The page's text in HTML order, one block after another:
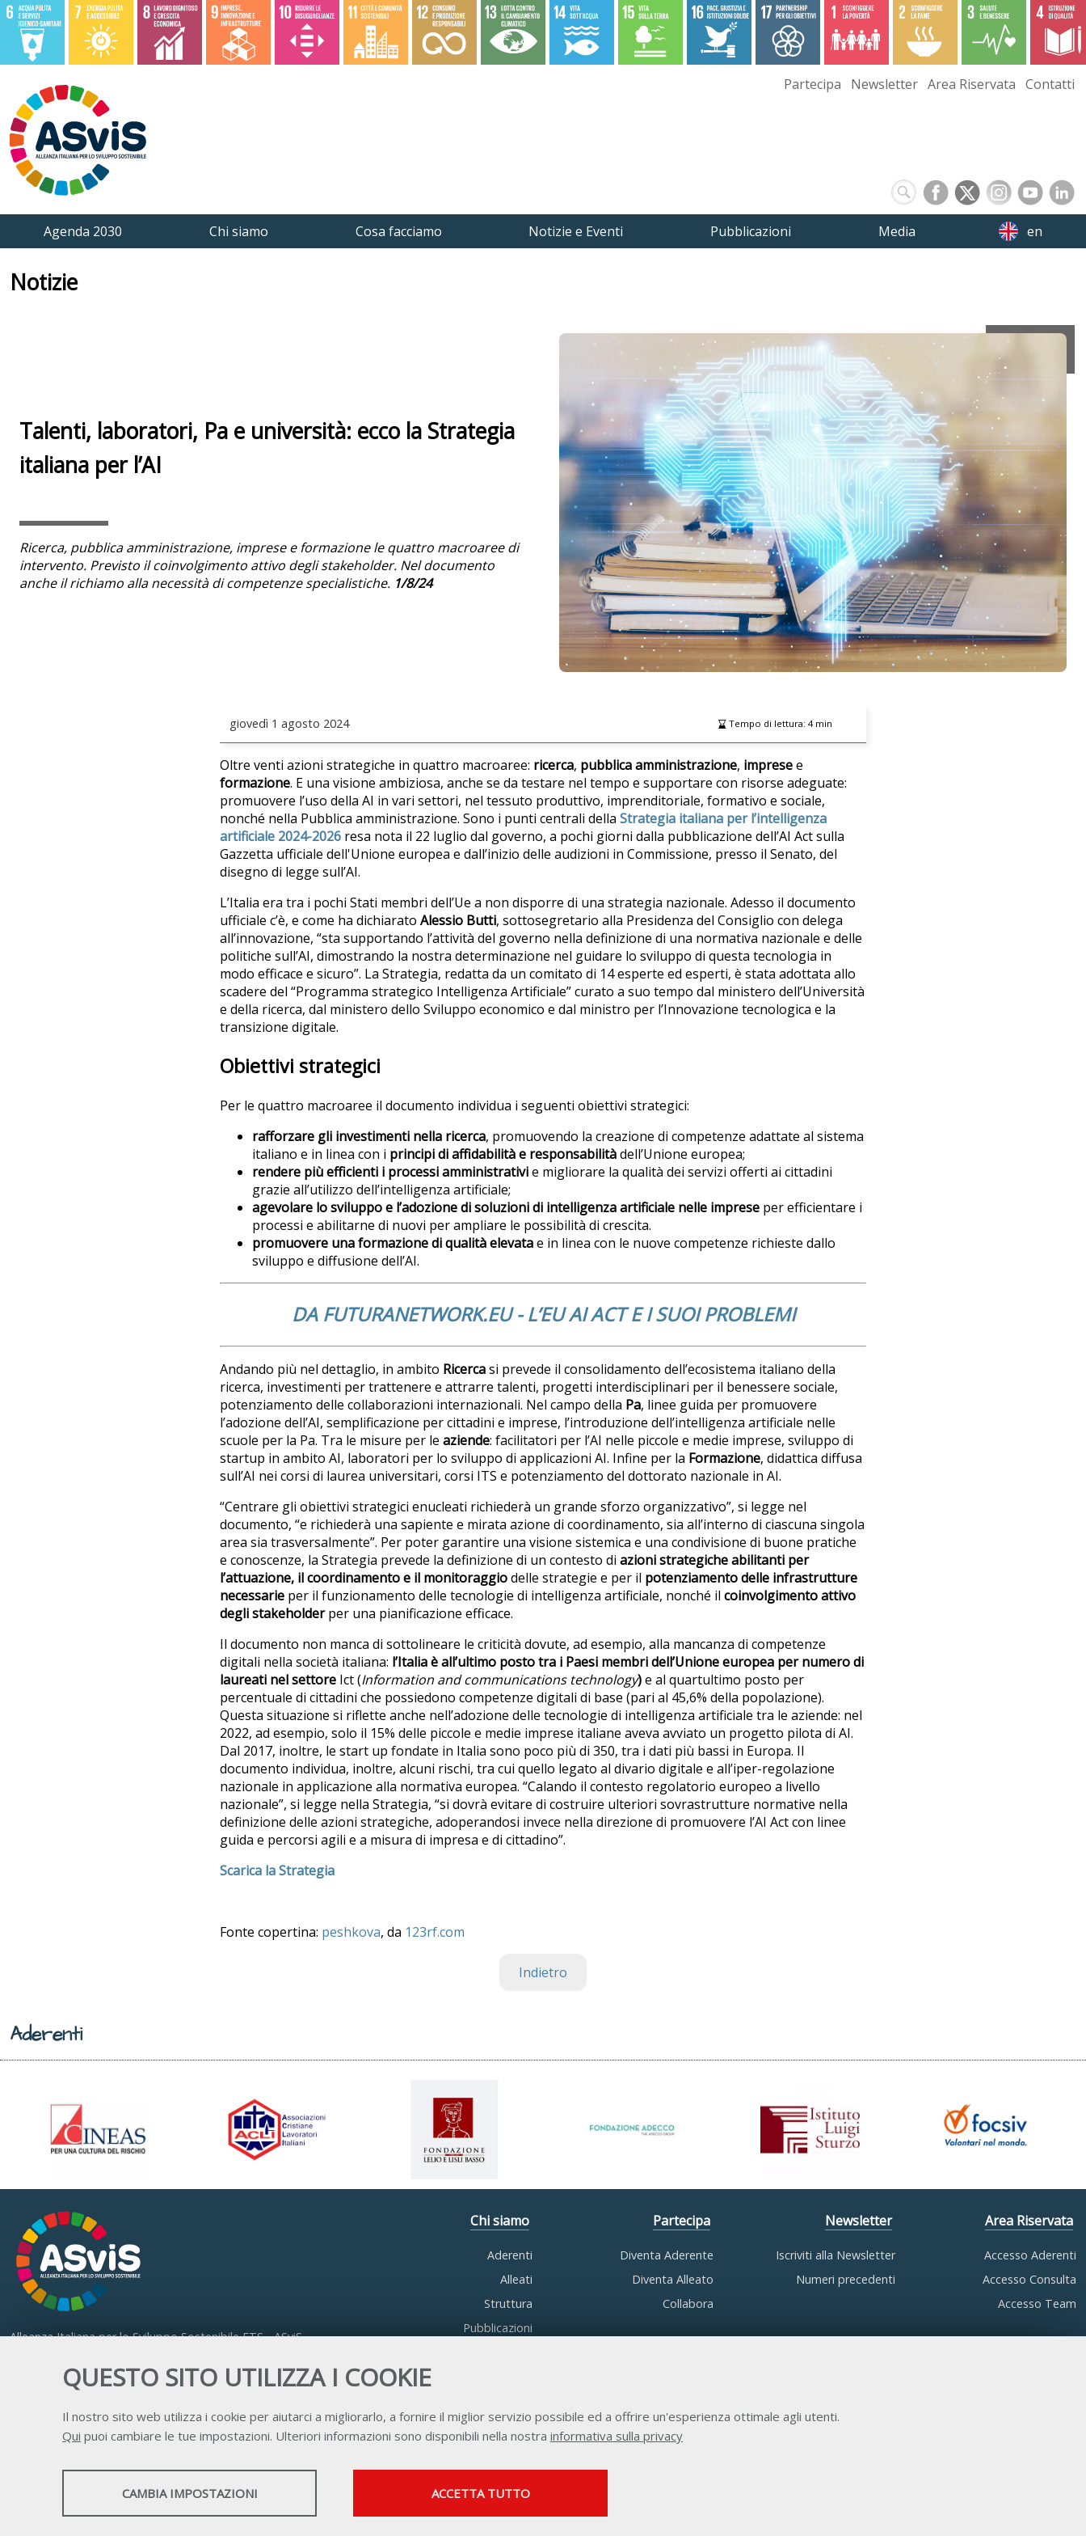
QUESTO SITO UTILIZZA I COOKIE
Il nostro sito web utilizza i cookie per aiutarci a migliorarlo, a fornire il miglior servizio possibile ed a offrire un'esperienza ottimale agli utenti.
Qui puoi cambiare le tue impostazioni. Ulteriori informazioni sono disponibili nella nostra informativa sulla privacy
STATISTICHE SERVIZI FACOLTATVI
CAMBIA IMPOSTAZIONI ACCETTA TUTTO
Partecipa Newsletter Area Riservata Contatti
Agenda 2030 Chi siamo Cosa facciamo Notizie e Eventi Pubblicazioni Media en
Notizie
Talenti, laboratori, Pa e università: ecco la Strategia
italiana per l’AI
Ricerca, pubblica amministrazione, imprese e formazione le quattro macroaree di
intervento. Previsto il coinvolgimento attivo degli stakeholder. Nel documento
anche il richiamo alla necessità di competenze specialistiche. 1/8/24
giovedì 1 agosto 2024 Tempo di lettura: 4min
Oltre venti azioni strategiche in quattro macroaree: ricerca, pubblica amministrazione, impresee
formazione. E una visione ambiziosa, anche se da testare nel tempo e supportare con risorse adeguate:
promuovere l’uso della AI in vari settori, nel tessuto produttivo, imprenditoriale, formativo e sociale,
nonché nella Pubblica amministrazione. Sono i punti centrali della Strategia italiana per l’intelligenza
artificiale 2024-2026 resa nota il 22 luglio dal governo, a pochi giorni dalla pubblicazione dell’AI Act sulla
Gazzetta ufficiale dell'Unione europea e dall’inizio delle audizioni in Commissione, presso il Senato, del
disegno di legge sull’AI.
L’Italia era tra i pochi Stati membri dell’Ue a non disporre di una strategia nazionale. Adesso il documento
ufficiale c’è, e come ha dichiarato Alessio Butti, sottosegretario alla Presidenza del Consiglio con delega
all’innovazione, “sta supportando l’attività del governo nella definizione di una normativa nazionale e delle
politiche sull’AI, dimostrando la nostra determinazione nel guidare lo sviluppo di questa tecnologia in
modo efficace e sicuro”. La Strategia, redatta da un comitato di 14 esperte ed esperti, è stata adottata allo
scadere del “Programma strategico Intelligenza Artificiale” curato a suo tempo dal ministero dell’Università
e della ricerca, dal ministero dello Sviluppo economico e dal ministro per l’Innovazione tecnologica e la
transizione digitale.
Obiettivi strategici
Per le quattro macroaree il documento individua i seguenti obiettivi strategici:
rafforzare gli investimenti nella ricerca, promuovendo la creazione di competenze adattate al sistema
italiano e in linea con i principi di affidabilità e responsabilitàdell’Unione europea;
rendere più efficienti i processi amministrativie migliorare la qualità dei servizi offerti ai cittadini
grazie all’utilizzo dell’intelligenza artificiale;
agevolare lo sviluppo e l’adozione di soluzioni di intelligenza artificiale nelle imprese per efficientare i
processi e abilitarne di nuovi per ampliare le possibilità di crescita.
promuovere una formazione di qualità elevatae in linea con le nuove competenze richieste dallo
sviluppo e diffusione dell’AI.
DA FUTURANETWORK.EU - L’EU AI ACT E I SUOI PROBLEMI
Andando più nel dettaglio, in ambito Ricercasi prevede il consolidamento dell’ecosistema italiano della
ricerca, investimenti per trattenere e attrarre talenti, progetti interdisciplinari per il benessere sociale,
potenziamento delle collaborazioni internazionali. Nel campo della Pa, linee guida per promuovere
l’adozione dell’AI, semplificazione per cittadini e imprese, l’introduzione dell’intelligenza artificiale nelle
scuole per la Pa. Tra le misure per le aziende: facilitatori per l’AI nelle piccole e medie imprese, sviluppo di
startup in ambito AI, laboratori per lo sviluppo di applicazioni AI. Infine per la Formazione, didattica diffusa
sull’AI nei corsi di laurea universitari, corsi ITS e potenziamento del dottorato nazionale in AI.
“Centrare gli obiettivi strategici enucleati richiederà un grande sforzo organizzativo”, si legge nel
documento, “e richiederà una sapiente e mirata azione di coordinamento, sia all’interno di ciascuna singola
area sia trasversalmente”. Per poter garantire una visione sistemica e una condivisione di buone pratiche
e conoscenze, la Strategia prevede la definizione di un contesto di azioni strategiche abilitanti per
l’attuazione, il coordinamento e il monitoraggiodelle strategie e per il potenziamento delle infrastrutture
necessarie per il funzionamento delle tecnologie di intelligenza artificiale, nonché il coinvolgimento attivo
degli stakeholderper una pianificazione efficace.
Il documento non manca di sottolineare le criticità dovute, ad esempio, alla mancanza di competenze
digitali nella società italiana: l’Italia è all’ultimo posto tra i Paesi membri dell’Unione europea per numero di
laureati nel settore Ict (Information and communications technology)e al quartultimo posto per
percentuale di cittadini che possiedono competenze digitali di base (pari al 45,6% della popolazione).
Questa situazione si riflette anche nell’adozione delle tecnologie di intelligenza artificiale tra le aziende: nel
2022, ad esempio, solo il 15% delle piccole e medie imprese italiane aveva avviato un progetto pilota di AI.
Dal 2017, inoltre, le start up fondate in Italia sono poco più di 350, tra i dati più bassi in Europa. Il
documento individua, inoltre, alcuni rischi, tra cui quello legato al divario digitale e all’iper-regolazione
nazionale in applicazione alla normativa europea. “Calando il contesto regolatorio europeo a livello
nazionale”, si legge nella Strategia, “si dovrà evitare di costruire ulteriori sovrastrutture normative nella
definizione delle azioni strategiche, adoperandosi invece nella direzione di promuovere l’AI Act con linee
guida e percorsi agili e a misura di impresa e di cittadino”.
Scarica la Strategia
Fonte copertina: peshkova, da 123rf.com
Indietro
Aderenti
Alleanza Italiana per lo Sviluppo Sostenibile ETS - ASviS
C.F. 97893090585 P.IVA 14610671001
Chi siamo
Aderenti
Alleati
Struttura
Pubblicazioni
Partecipa
Diventa Aderente
Diventa Alleato
Collabora
Newsletter
Iscriviti alla Newsletter
Numeri precedenti
Area Riservata
Accesso Aderenti
Accesso Consulta
Accesso Team
Contatti Privacy Trasparenza